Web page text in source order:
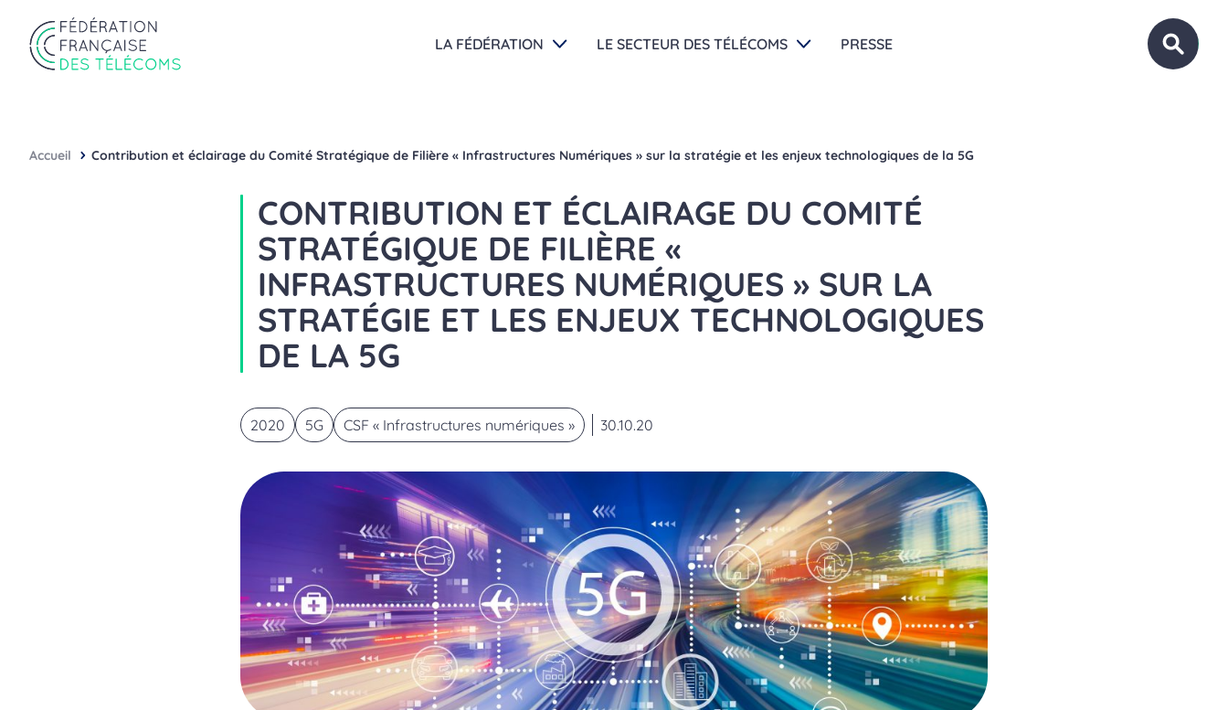
LA FÉDÉRATION LE SECTEUR DES TÉLÉCOMS PRESSE
Accueil Contribution et éclairage du Comité Stratégique de Filière « Infrastructures Numériques » sur la stratégie et les enjeux technologiques de la 5G
CONTRIBUTION ET ÉCLAIRAGE DU COMITÉ
STRATÉGIQUE DE FILIÈRE «
INFRASTRUCTURES NUMÉRIQUES » SUR LA
STRATÉGIE ET LES ENJEUX TECHNOLOGIQUES
DE LA 5G
2020 5G CSF « Infrastructures numériques » 30.10.20